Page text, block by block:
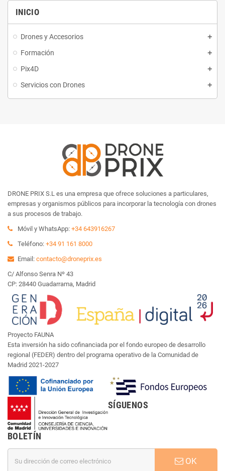
INICIO
Drones y Accesorios
Formación
Pix4D
Servicios con Drones
DRONE PRIX S.L es una empresa que ofrece soluciones a particulares,
empresas y organismos públicos para incorporar la tecnología con drones
a sus procesos de trabajo.
Móvil y WhatsApp: +34 643916267
Teléfono: +34 91 161 8000
Email: contacto@droneprix.es
C/ Alfonso Senra Nº 43
CP: 28440 Guadarrama, Madrid
Proyecto FAUNA
Esta inversión ha sido cofinanciada por el fondo europeo de desarrollo
regional (FEDER) dentro del programa operativo de la Comunidad de
Madrid 2021-2027
SÍGUENOS
BOLETÍN
OK